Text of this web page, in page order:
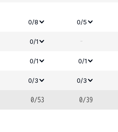
0/8 0/5
0/1 -
0/1 0/1
0/3 0/3
0/53 0/39